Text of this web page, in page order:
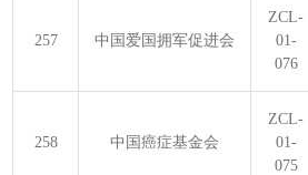
257 中国爱国拥军促进会
ZCL-
01-
076
258 中国癌症基金会
ZCL-
01-
075